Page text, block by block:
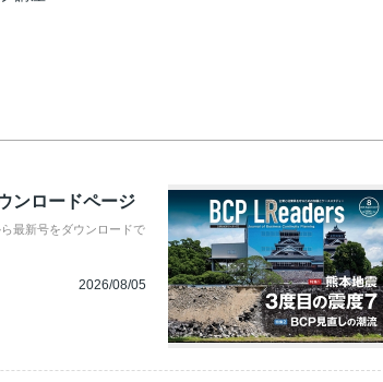
ンロードページ
最新号をダウンロードで
2026/08/05